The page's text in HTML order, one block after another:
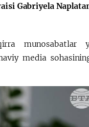
Gabriyela
munosabatlar
media